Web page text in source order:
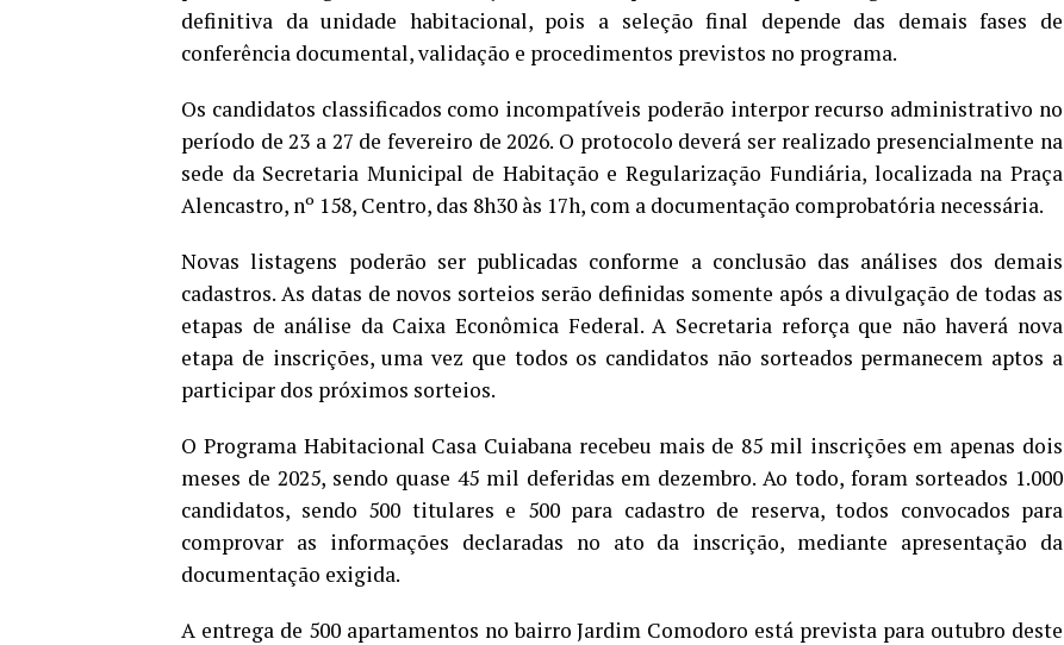
definitiva da unidade habitacional, pois a seleção final depende das demais fases de
conferência documental, validação e procedimentos previstos no programa.
Os candidatos classificados como incompatíveis poderão interpor recurso administrativo no
período de 23 a 27 de fevereiro de 2026. O protocolo deverá ser realizado presencialmente na
sede da Secretaria Municipal de Habitação e Regularização Fundiária, localizada na Praça
Alencastro, nº 158, Centro, das 8h30 às 17h, com a documentação comprobatória necessária.
Novas listagens poderão ser publicadas conforme a conclusão das análises dos demais
cadastros. As datas de novos sorteios serão definidas somente após a divulgação de todas as
etapas de análise da Caixa Econômica Federal. A Secretaria reforça que não haverá nova
etapa de inscrições, uma vez que todos os candidatos não sorteados permanecem aptos a
participar dos próximos sorteios.
O Programa Habitacional Casa Cuiabana recebeu mais de 85 mil inscrições em apenas dois
meses de 2025, sendo quase 45 mil deferidas em dezembro. Ao todo, foram sorteados 1.000
candidatos, sendo 500 titulares e 500 para cadastro de reserva, todos convocados para
comprovar as informações declaradas no ato da inscrição, mediante apresentação da
documentação exigida.
A entrega de 500 apartamentos no bairro Jardim Comodoro está prevista para outubro deste